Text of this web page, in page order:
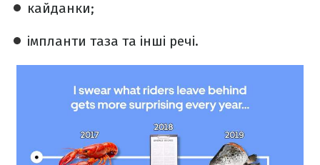
кайданки;
імпланти таза та інші речі.